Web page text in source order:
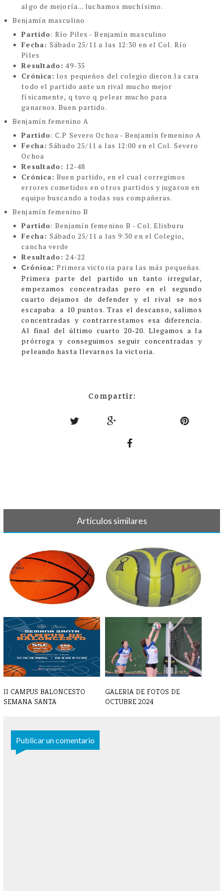
algo de mejoría... luchamos muchísimo.
Benjamín masculino
Partido: Río Piles - Benjamín masculino
Fecha:Sábado 25/11 a las 12:30 en el Col. Río
Piles
Resultado: 49-35
Crónica: los pequeños del colegio dieron la cara
todo el partido ante un rival mucho mejor
físicamente, q tuvo q pelear mucho para
ganarnos. Buen partido.
Benjamín femenino A
Partido: C.P Severo Ochoa - Benjamín femenino A
Fecha: Sábado 25/11 a las 12:00 en el Col. Severo
Ochoa
Resultado: 12-48
Crónica: Buen partido, en el cual corregimos
errores cometidos en otros partidos y jugaron en
equipo buscando a todas sus compañeras.
Benjamín femenino B
Partido: Benjamín femenino B - Col. Elisburu
Fecha:Sábado 25/11 a las 9:30 en el Colegio,
cancha verde
Resultado: 24-22
Crónica: Primera victoria para las más pequeñas.
Primera parte del partido un tanto irregular,
empezamos concentradas pero en el segundo
cuarto dejamos de defender y el rival se nos
escapaba a 10 puntos. Tras el descanso, salimos
concentradas y contrarrestamos esa diferencia.
Al final del último cuarto 20-20. Llegamos a la
prórroga y conseguimos seguir concentradas y
peleando hasta llevarnos la victoria.
Compartir:
Artículos similares
BALONCESTO - Crónicas y
resultados [...]
BALONMANO - Crónica y
resultado 7 d[...]
II CAMPUS BALONCESTO
SEMANA SANTA
GALERIA DE FOTOS DE
OCTUBRE 2024
Publicar un comentario